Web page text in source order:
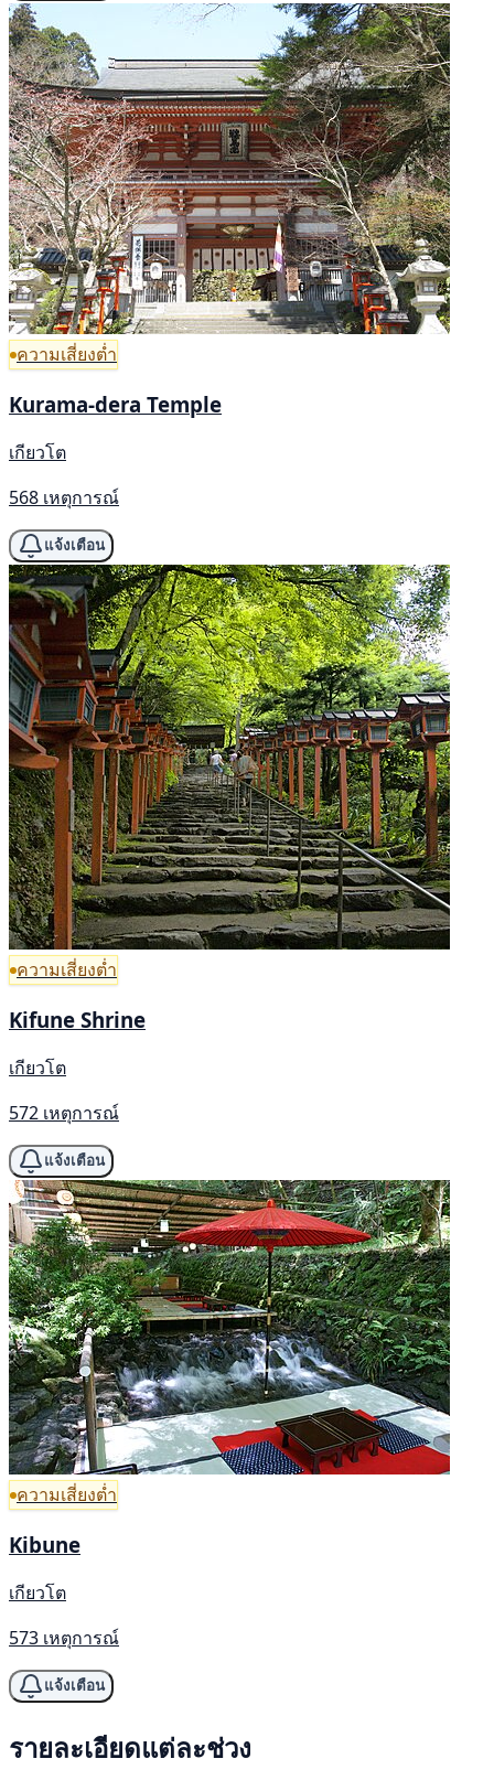
ความเสี่ยงต่ำ
Kurama-dera Temple
เกียวโต
568 เหตุการณ์
แจ้งเตือน
ความเสี่ยงต่ำ
Kifune Shrine
เกียวโต
572 เหตุการณ์
แจ้งเตือน
ความเสี่ยงต่ำ
Kibune
เกียวโต
573 เหตุการณ์
แจ้งเตือน
รายละเอียดแต่ละช่วง